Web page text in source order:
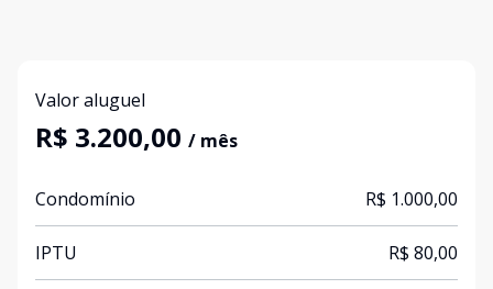
Valor aluguel
R$ 3.200,00 / mês
Condomínio R$ 1.000,00
IPTU R$ 80,00